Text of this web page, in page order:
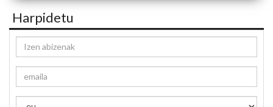
Harpidetu